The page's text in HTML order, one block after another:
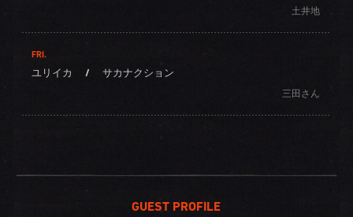
土井地
FRI.
ユリイカ / サカナクション
三田さん
GUEST PROFILE